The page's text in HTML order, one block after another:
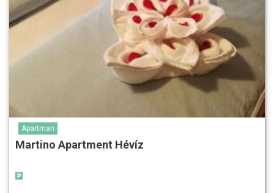
Apartman
Martino Apartment Hévíz